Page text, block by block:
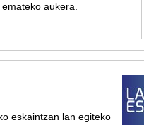
aukera.
eskaintzan lan egiteko